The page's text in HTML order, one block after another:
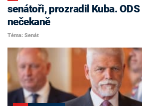
senátoři, prozradil Kuba.
nečekaně
Téma: Senát